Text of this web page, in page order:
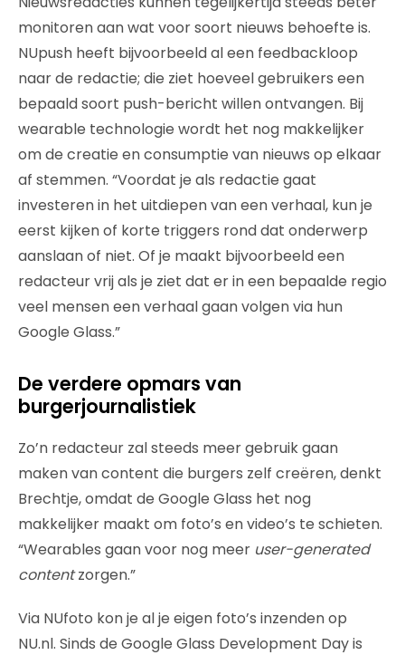
monitoren aan wat voor soort nieuws behoefte is.
NUpush heeft bijvoorbeeld al een feedbackloop
naar de redactie; die ziet hoeveel gebruikers een
bepaald soort push-bericht willen ontvangen. Bij
wearable technologie wordt het nog makkelijker
om de creatie en consumptie van nieuws op elkaar
af stemmen. “Voordat je als redactie gaat
investeren in het uitdiepen van een verhaal, kun je
eerst kijken of korte triggers rond dat onderwerp
aanslaan of niet. Of je maakt bijvoorbeeld een
redacteur vrij als je ziet dat er in een bepaalde regio
veel mensen een verhaal gaan volgen via hun
Google Glass.”
De verdere opmars van
burgerjournalistiek
Zo’n redacteur zal steeds meer gebruik gaan
maken van content die burgers zelf creëren, denkt
Brechtje, omdat de Google Glass het nog
makkelijker maakt om foto’s en video’s te schieten.
“Wearables gaan voor nog meer user-generated
contentzorgen.”
Via NUfoto kon je al je eigen foto’s inzenden op
NU.nl. Sinds de Google Glass Development Day is